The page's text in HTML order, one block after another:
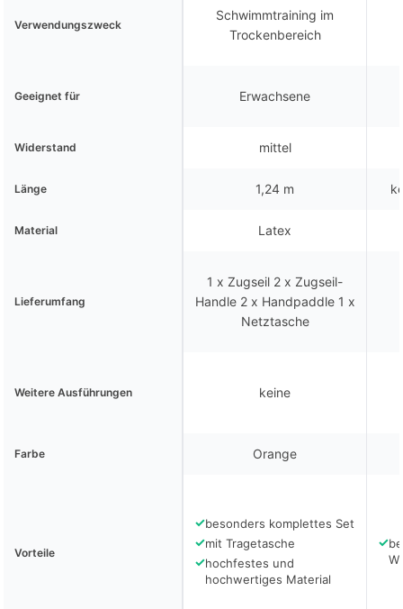
Verwendungszweck
Schwimmtraining im
Trockenbereich
Geeignet für Erwachsene
Widerstand mittel
Länge 1,24 m
Material Latex
Lieferumfang
1 x Zugseil 2 x Zugseil-
Handle 2 x Handpaddle 1 x
Netztasche
Weitere Ausführungen keine
Farbe Orange
Vorteile
✓besonders komplettes Set
✓mit Tragetasche
✓hochfestes und
hochwertiges Material
✓